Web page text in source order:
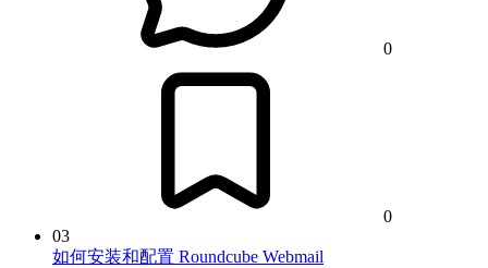
0
0
03
如何安装和配置 Roundcube Webmail